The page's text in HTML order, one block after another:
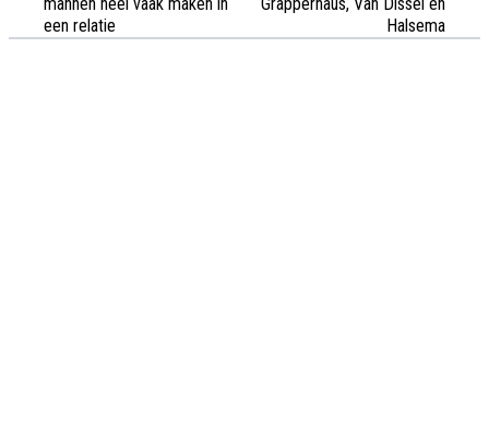
een relatie
Halsema